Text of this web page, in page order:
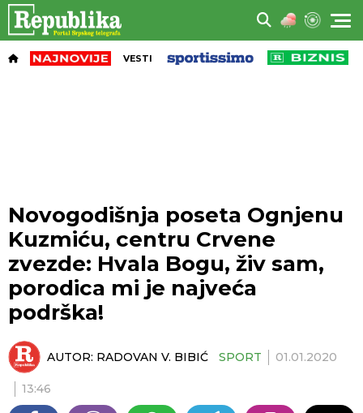
VESTI
Novogodišnja poseta Ognjenu
Kuzmiću, centru Crvene
zvezde: Hvala Bogu, živ sam,
porodica mi je najveća
podrška!
AUTOR: RADOVAN V. BIBIĆ SPORT 01.01.2020
13:46